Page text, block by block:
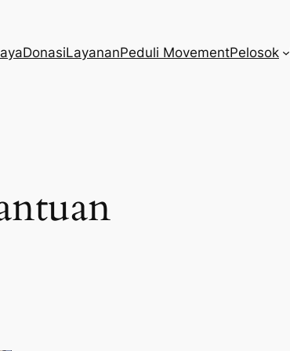
DonasiLayananPeduli MovementPelosok